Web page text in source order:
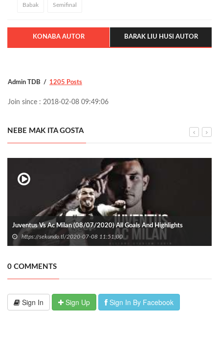
Babak Semifinal
KONABA AUTOR BARAK LIU HUSI AUTOR
Admin TDB 1205 Posts
Join since : 2018-02-08 09:49:06
NEBE MAK ITA GOSTA
Juventus Vs Ac Milan (08/07/2020) All Goals And Highlights
https://sekundo.tl/2020-07-08 11:51:00
0 COMMENTS
Sign In Sign Up Sign In By Facebook